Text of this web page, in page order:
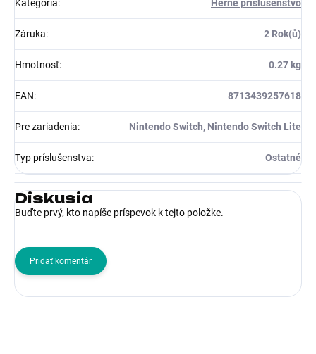
Kategória: Herné príslušenstvo
Záruka: 2 Rok(ů)
Hmotnosť: 0.27 kg
EAN: 8713439257618
Pre zariadenia: Nintendo Switch, Nintendo Switch Lite
Typ príslušenstva: Ostatné
Diskusia
Buďte prvý, kto napíše príspevok k tejto položke.
Pridať komentár